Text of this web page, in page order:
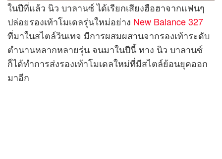
ในปีที่แล้ว นิว บาลานซ์ ได้เรียกเสียงฮือฮาจากแฟนๆ
ปล่อยรองเท้าโมเดลรุ่นใหม่อย่าง New Balance 327
ที่มาในสไตล์วินเทจ มีการผสมผสานจากรองเท้าระดับ
ตำนานหลากหลายรุ่น จนมาในปีนี้ ทาง นิว บาลานซ์
ก็ได้ทำการส่งรองเท้าโมเดลใหม่ที่มีสไตล์ย้อนยุคออก
มาอีก